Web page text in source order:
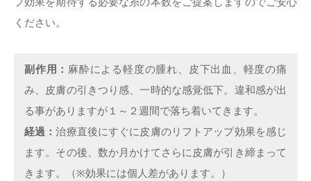
ください。
副作用： 麻酔による軽度の腫れ、皮下出血、軽度の痛
み、皮膚の引きつり感、一時的な感覚低下。違和感が出
る事がありますが１～２週間で落ち着いてきます。
経過：治療直後にすぐに皮膚のリフトアップ効果を感じ
ます。その後、数か月かけてさらに皮膚が引き締まって
きます。（※効果には個人差があります。）